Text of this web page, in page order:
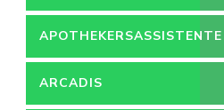
APOTHEKERSASSISTENTE
ARCADIS